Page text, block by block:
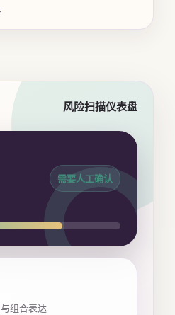
风险扫描仪表盘
需要人工确认
组合表达